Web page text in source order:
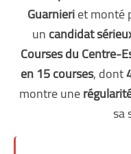
Guarnieriet monté
uncandidat
Courses du Centre-
en 15 courses, dont
montre une
sa